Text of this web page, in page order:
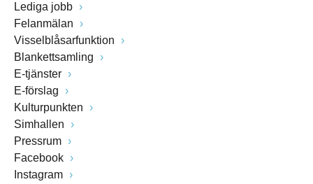
Lediga jobb
Felanmälan
Visselblåsarfunktion
Blankettsamling
E-tjänster
E-förslag
Kulturpunkten
Simhallen
Pressrum
Facebook
Instagram